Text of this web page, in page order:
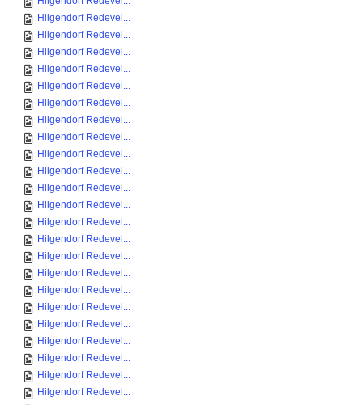
Hilgendorf Redevel...
Hilgendorf Redevel...
Hilgendorf Redevel...
Hilgendorf Redevel...
Hilgendorf Redevel...
Hilgendorf Redevel...
Hilgendorf Redevel...
Hilgendorf Redevel...
Hilgendorf Redevel...
Hilgendorf Redevel...
Hilgendorf Redevel...
Hilgendorf Redevel...
Hilgendorf Redevel...
Hilgendorf Redevel...
Hilgendorf Redevel...
Hilgendorf Redevel...
Hilgendorf Redevel...
Hilgendorf Redevel...
Hilgendorf Redevel...
Hilgendorf Redevel...
Hilgendorf Redevel...
Hilgendorf Redevel...
Hilgendorf Redevel...